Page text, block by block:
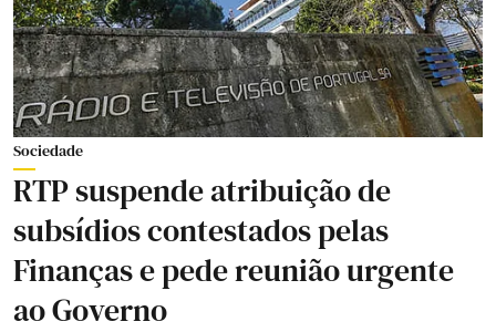
Sociedade
RTP suspende atribuição de
subsídios contestados pelas
Finanças e pede reunião urgente
ao Governo